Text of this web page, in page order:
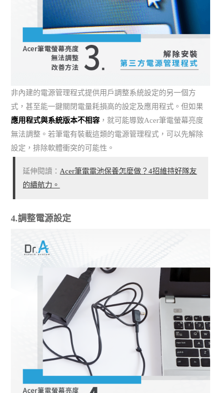
非內建的電源管理程式提供用戶調整系統設定的另一個方
式，甚至能一鍵關閉電量耗損高的設定及應用程式。但如果
應用程式與系統版本不相容 ，就可能導致Acer筆電螢幕亮度
無法調整。若筆電有裝載這類的電源管理程式，可以先解除
設定，排除軟體衝突的可能性。
延伸閱讀： Acer筆電電池保養怎麼做？4招維持好隊友
的續航力。
4.調整電源設定